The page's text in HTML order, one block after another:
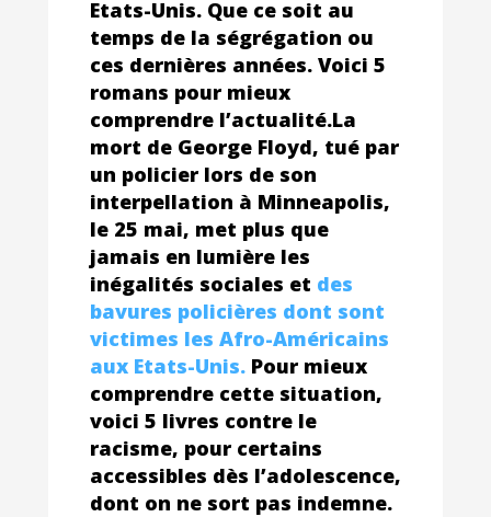
Etats-Unis. Que ce soit au
temps de la ségrégation ou
ces dernières années. Voici 5
romans pour mieux
comprendre l’actualité.La
mort de George Floyd, tué par
un policier lors de son
interpellation à Minneapolis,
le 25 mai, met plus que
jamais en lumière les
inégalités sociales et des
bavures policières dont sont
victimes les Afro-Américains
aux Etats-Unis. Pour mieux
comprendre cette situation,
voici 5 livres contre le
racisme, pour certains
accessibles dès l’adolescence,
dont on ne sort pas indemne.